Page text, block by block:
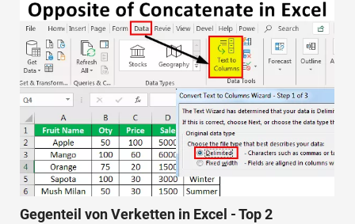
Gegenteil von Verketten in Excel - Top 2